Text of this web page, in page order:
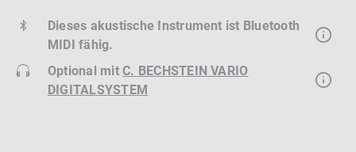
Dieses akustische Instrument ist Bluetooth
MIDI fähig.
Optional mitC. BECHSTEIN VARIO
DIGITALSYSTEM